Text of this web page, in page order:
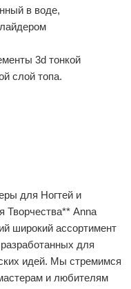
в воде,
3d тонкой
слой топа.
для Ногтей и
Anna
широкий ассортимент
для
идей. Мы стремимся
и любителям